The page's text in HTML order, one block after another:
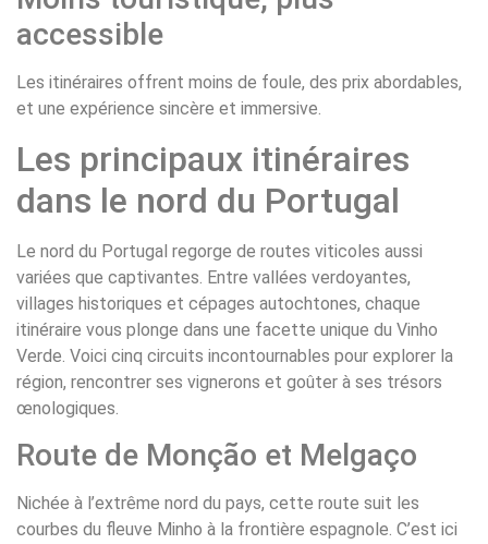
accessible
Les itinéraires offrent moins de foule, des prix abordables,
et une expérience sincère et immersive.
Les principaux itinéraires
dans le nord du Portugal
Le nord du Portugal regorge de routes viticoles aussi
variées que captivantes. Entre vallées verdoyantes,
villages historiques et cépages autochtones, chaque
itinéraire vous plonge dans une facette unique du Vinho
Verde. Voici cinq circuits incontournables pour explorer la
région, rencontrer ses vignerons et goûter à ses trésors
œnologiques.
Route de Monção et Melgaço
Nichée à l’extrême nord du pays, cette route suit les
courbes du fleuve Minho à la frontière espagnole. C’est ici